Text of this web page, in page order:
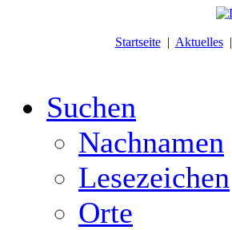
Startseite| Aktuelles|
Suchen
Nachnamen
Lesezeichen
Orte